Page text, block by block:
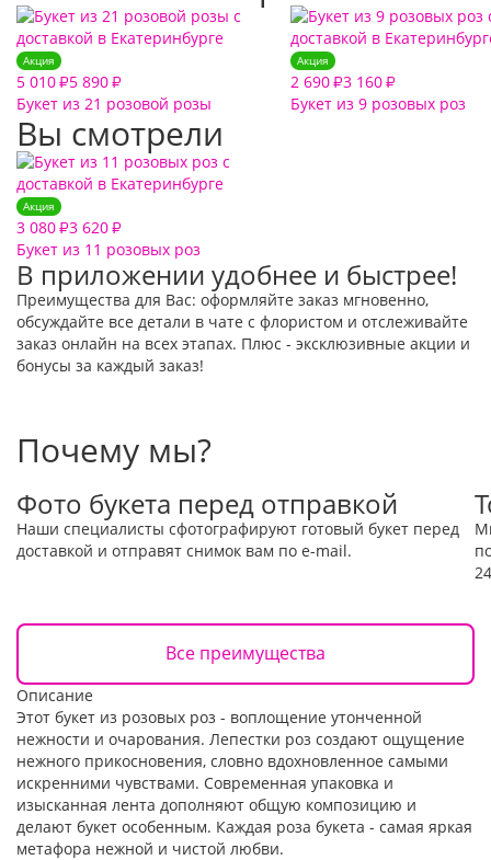
Акция
5 010₽5 890₽
Букет из 21 розовой розы
Акция
2 690₽3 160₽
Букет из 9 розовых роз
Вы смотрели
Акция
3 080₽3 620₽
Букет из 11 розовых роз
В приложении удобнее и быстрее!
Преимущества для Вас: оформляйте заказ мгновенно,
обсуждайте все детали в чате с флористом и отслеживайте
заказ онлайн на всех этапах. Плюс - эксклюзивные акции и
бонусы за каждый заказ!
Почему мы?
Фото букета перед отправкой
Наши специалисты сфотографируют готовый букет перед
доставкой и отправят снимок вам по e-mail.
Все преимущества
Описание
Этот букет из розовых роз - воплощение утонченной
нежности и очарования. Лепестки роз создают ощущение
нежного прикосновения, словно вдохновленное самыми
искренними чувствами. Современная упаковка и
изысканная лента дополняют общую композицию и
делают букет особенным. Каждая роза букета - самая яркая
метафора нежной и чистой любви.